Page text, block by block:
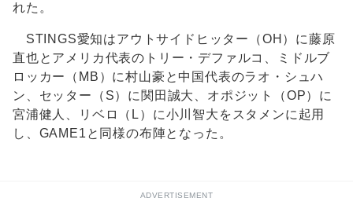
れた。
STINGS愛知はアウトサイドヒッター（OH）に藤原
直也とアメリカ代表のトリー・デファルコ、ミドルブ
ロッカー（MB）に村山豪と中国代表のラオ・シュハ
ン、セッター（S）に関田誠大、オポジット（OP）に
宮浦健人、リベロ（L）に小川智大をスタメンに起用
し、GAME1と同様の布陣となった。
ADVERTISEMENT